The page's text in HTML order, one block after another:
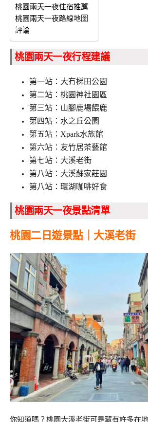
桃園兩天一夜住宿推薦
桃園兩天一夜路線地圖
評論
桃園兩天一夜行程建議
第一站：大有梯田公園
第二站：桃園神社園區
第三站：山腳鹿場餵鹿
第四站：水之丘公園
第五站：Xpark水族館
第六站：友竹居茶藝館
第七站：大溪老街
第八站：大溪蘇家莊園
第八站：環湖咖啡好食
桃園兩天一夜景點清單
桃園二日遊景點｜大溪老街
你知道嗎？桃園大溪老街可是藏有許多在